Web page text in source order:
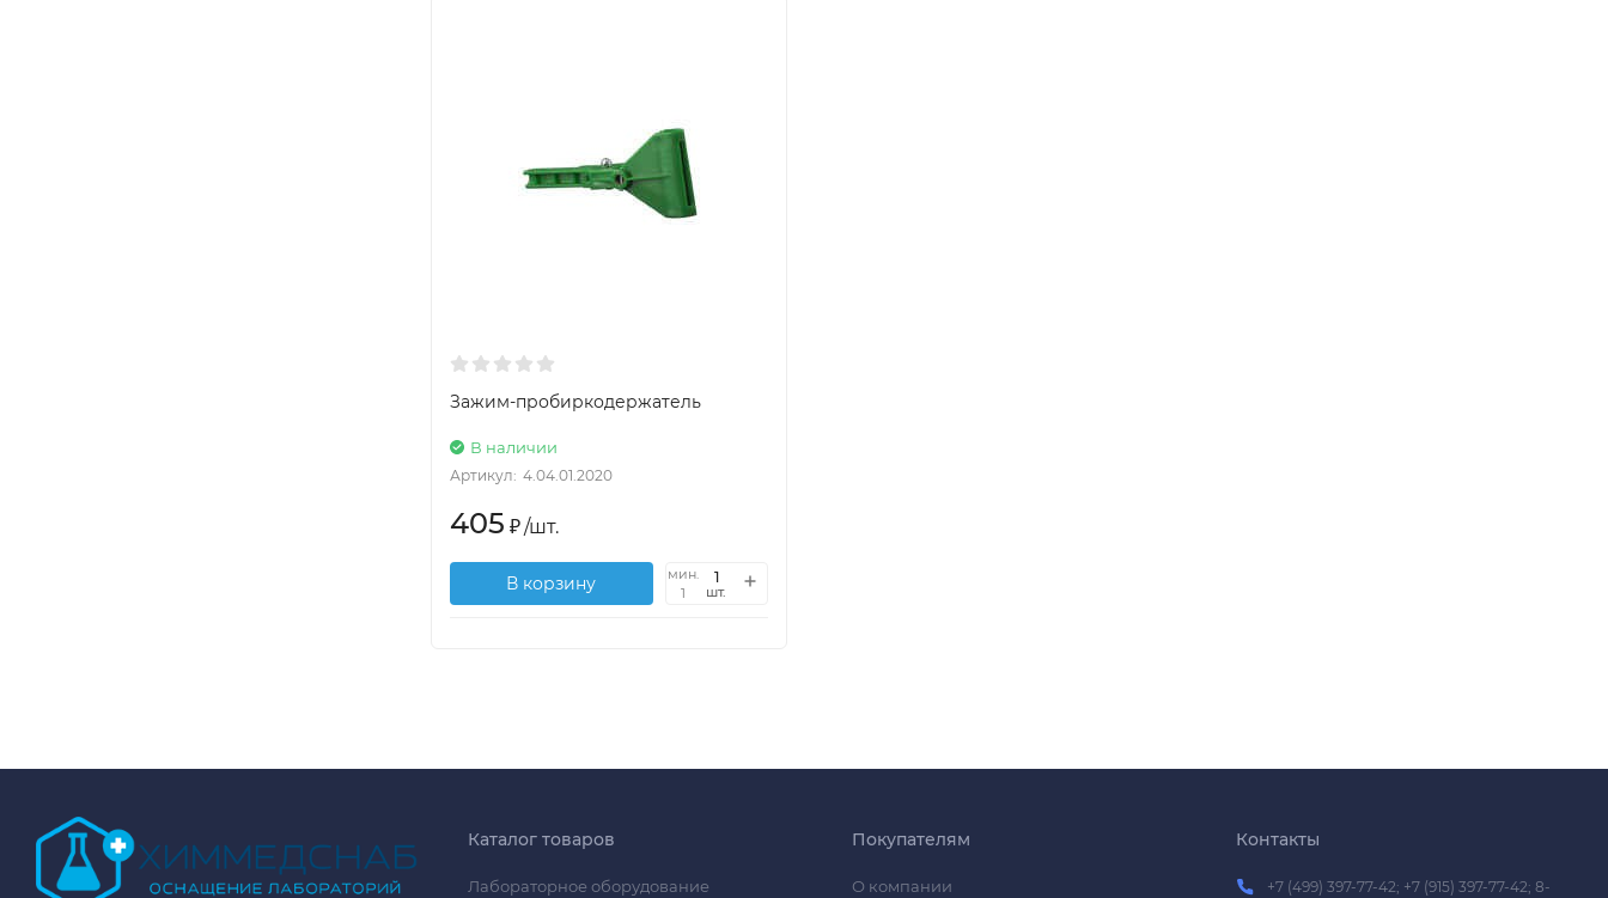
Зажим-пробиркодержатель
В наличии
Артикул: 4.04.01.2020
405 ₽/шт.
В корзину
мин.
1
шт.
Каталог товаров
Лабораторное оборудование
Покупателям
О компании
Контакты
+7 (499) 397-77-42; +7 (915) 397-77-42; 8-